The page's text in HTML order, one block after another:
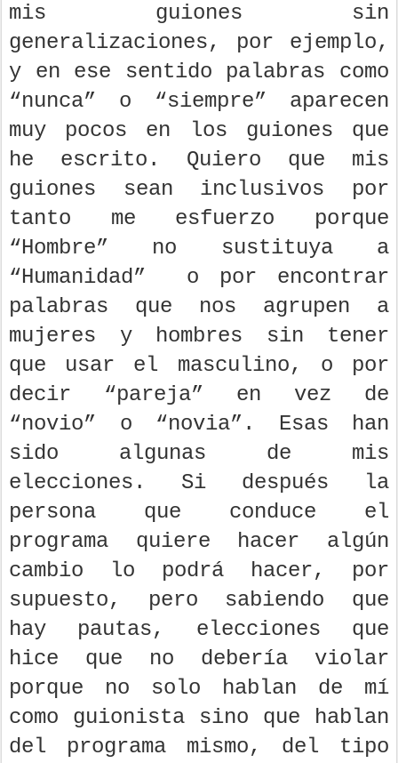
mis guiones sin
generalizaciones, por ejemplo,
y en ese sentido palabras como
“nunca” o “siempre” aparecen
muy pocos en los guiones que
he escrito. Quiero que mis
guiones sean inclusivos por
tanto me esfuerzo porque
“Hombre” no sustituya a
“Humanidad” o por encontrar
palabras que nos agrupen a
mujeres y hombres sin tener
que usar el masculino, o por
decir “pareja” en vez de
“novio” o “novia”. Esas han
sido algunas de mis
elecciones. Si después la
persona que conduce el
programa quiere hacer algún
cambio lo podrá hacer, por
supuesto, pero sabiendo que
hay pautas, elecciones que
hice que no debería violar
porque no solo hablan de mí
como guionista sino que hablan
del programa mismo, del tipo